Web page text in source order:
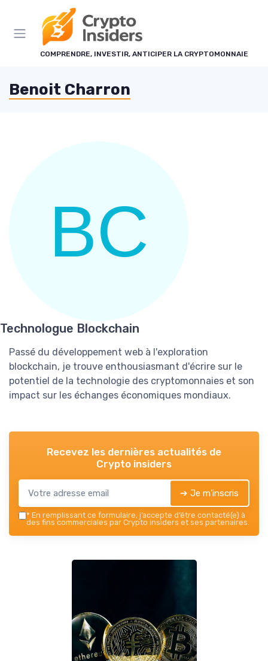
COMPRENDRE, INVESTIR, ANTICIPER LA CRYPTOMONNAIE
Benoit Charron
Technologue Blockchain
Passé du développement web à l'exploration
blockchain, je trouve enthousiasmant d'écrire sur le
potentiel de la technologie des cryptomonnaies et son
impact sur les échanges économiques mondiaux.
Recevez les dernières actualités de
Crypto insiders
➔ Je m'inscris
* En remplissant ce formulaire, j’accepte d’être contacté(e) à
des fins commerciales par Crypto insiders et ses partenaires.
Panneau de gestion des cookies